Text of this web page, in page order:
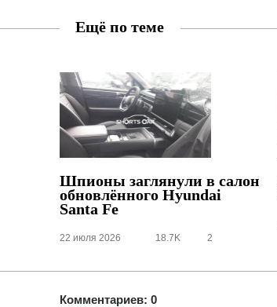
Ещё по теме
Шпионы заглянули в салон
обновлённого Hyundai
Santa Fe
22 июля 2026 18.7K 2
Комментариев: 0